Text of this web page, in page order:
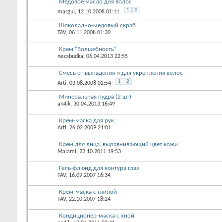
Медовое масло для волос
margul , 12.10.2008 01:11 1 2
Шоколадно-медовый скраб
TAV, 06.11.2008 01:30
Крем "Волшебность"
nezabudka, 06.04.2013 22:55
Смесь от выпадения и для укрепления волос
Arti, 03.08.2008 02:54 1 2
Минеральная пудра (2 шт)
an4ik, 30.04.2013 16:49
Крем-маска для рук
Arti, 26.02.2009 21:01
Крем для лица, выравнивающий цвет кожи
Maiami, 22.10.2011 19:53
Гель-флюид для контура глаз
TAV, 16.09.2007 16:34
Крем-маска с глиной
TAV, 22.10.2007 18:24
Кондиционер-маска с хной